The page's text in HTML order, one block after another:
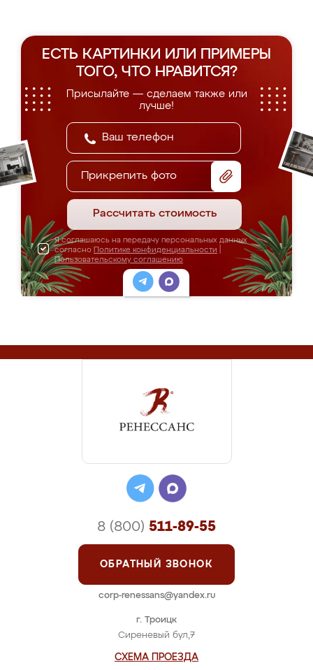
ЕСТЬ КАРТИНКИ ИЛИ ПРИМЕРЫ
ТОГО, ЧТО НРАВИТСЯ?
Присылайте — сделаем также или
лучше!
Прикрепить фото
Рассчитать стоимость
Я соглашаюсь на передачу персональных данных
согласно Политике конфиденциальности
Пользовательскому соглашению
г. Троицк
Сиреневый бул,7
СХЕМА ПРОЕЗДА
8 (800) 511-89-55
ОБРАТНЫЙ ЗВОНОК
corp-renessans@yandex.ru